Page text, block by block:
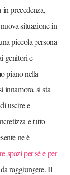
precedenza,
situazione in
piccola persona
genitori e
piano nella
innamora, si sta
uscire e
e tutto
ne è
spazi per sé e per
raggiungere. Il